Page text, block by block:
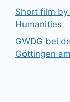
Short film by
Humanities
GWDG bei
Göttingen